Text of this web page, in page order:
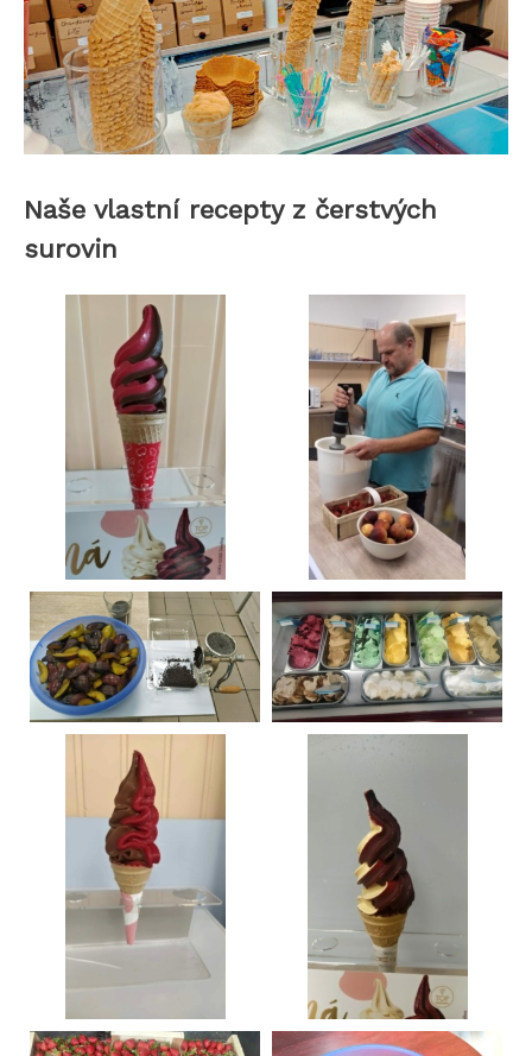
Naše vlastní recepty z čerstvých
surovin